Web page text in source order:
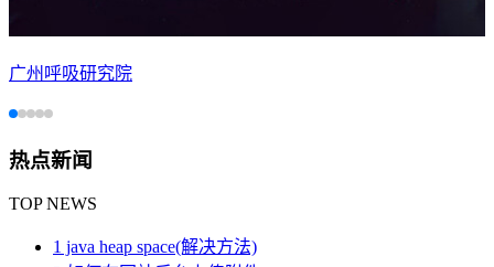
广州呼吸研究院
热点新闻
TOP NEWS
1 java heap space(解决方法)